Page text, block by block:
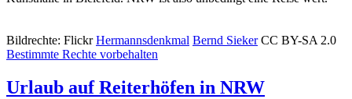
Bildrechte: FlickrHermannsdenkmal Bernd SiekerCC BY-SA 2.0
Bestimmte Rechte vorbehalten
Urlaub auf Reiterhöfen in NRW